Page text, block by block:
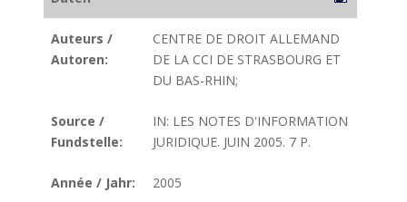
Auteurs /
Autoren:
CENTRE DE DROIT ALLEMAND
DE LA CCI DE STRASBOURG ET
DU BAS-RHIN;
Source /
Fundstelle:
IN: LES NOTES D'INFORMATION
JURIDIQUE. JUIN 2005. 7 P.
Année / Jahr: 2005